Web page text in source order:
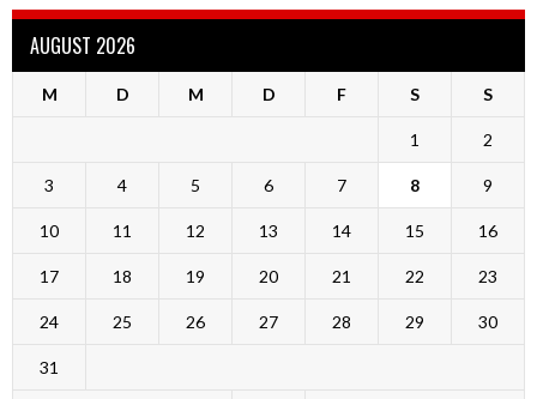
AUGUST 2026
M D M D F S S
1 2
3 4 5 6 7 8 9
10 11 12 13 14 15 16
17 18 19 20 21 22 23
24 25 26 27 28 29 30
31